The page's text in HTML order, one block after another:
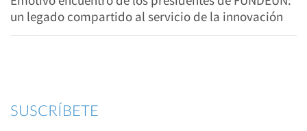
un legado compartido al servicio de la innovación
SUSCRÍBETE